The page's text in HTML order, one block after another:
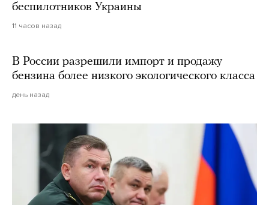
беспилотников Украины
11 часов назад
В России разрешили импорт и продажу
бензина более низкого экологического класса
день назад